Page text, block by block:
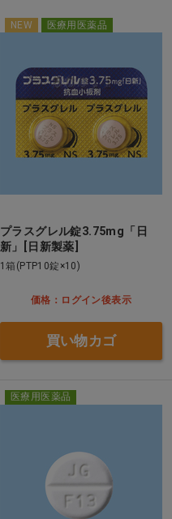
NEW 医療用医薬品
プラスグレル錠3.75mg「日
新」[日新製薬]
1箱(PTP10錠×10)
価格：ログイン後表示
買い物カゴ
医療用医薬品